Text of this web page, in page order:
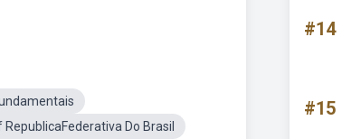
Do Brasil
#14
#15